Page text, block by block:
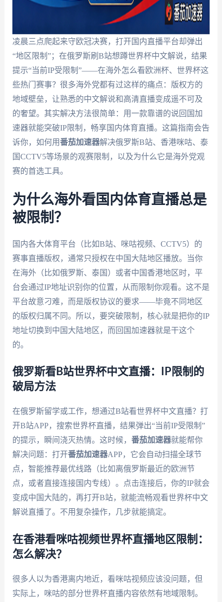
凌晨三点爬起来守欧冠决赛，打开国内直播平台却弹出
“地区限制”；在俄罗斯刷B站想蹲世界杯中文解说，结果
提示“当前IP受限制”——在海外怎么看欧洲杯、世界杯这
些热门赛事？很多海外党都有过这样的痛点：版权方的
地域壁垒，让熟悉的中文解说和高清直播变成遥不可及
的奢望。其实解决方法很简单：用一款靠谱的说回国加
速器就能突破IP限制，畅享国内体育直播。这篇指南会告
诉你，如何用番茄加速器解决俄罗斯B站、香港咪咕、泰
国CCTV5等场景的观赛限制，以及为什么它是海外党观
赛的首选工具。
为什么海外看国内体育直播总是
被限制？
国内各大体育平台（比如B站、咪咕视频、CCTV5）的
赛事直播版权，通常只授权在中国大陆地区播放。当你
在海外（比如俄罗斯、泰国）或者中国香港地区时，平
台会通过IP地址识别你的位置，从而限制你观看。这不是
平台故意刁难，而是版权协议的要求——毕竟不同地区
的版权归属不同。所以，要突破限制，核心就是把你的IP
地址切换到中国大陆地区，而回国加速器就是干这个
的。
俄罗斯看B站世界杯中文直播：IP限制的
破局方法
在俄罗斯留学或工作，想通过B站看世界杯中文直播？打
开B站APP，搜索世界杯直播，结果弹出“当前IP受限制”
的提示，瞬间浇灭热情。这时候， 番茄加速器就能帮你
解决问题：打开番茄加速器APP，它会自动扫描全球节
点，智能推荐最优线路（比如离俄罗斯最近的欧洲节
点，或者直接连接国内专线）。点击连接后，你的IP就会
变成中国大陆的，再打开B站，就能流畅观看世界杯中文
解说直播了。不用复杂操作，几步就能搞定。
在香港看咪咕视频世界杯直播地区限制：
怎么解决？
很多人以为香港离内地近，看咪咕视频应该没问题，但
实际上，咪咕的部分世界杯直播内容依然有地域限制。